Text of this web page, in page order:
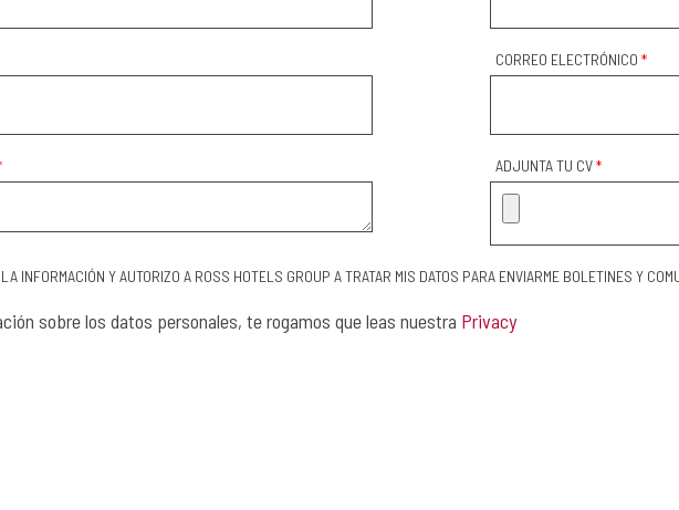
CORREO ELECTRÓNICO *
ADJUNTA TU CV*
INFORMACIÓN Y AUTORIZO A ROSS HOTELS GROUP A TRATAR MIS DATOS PARA ENVIARME BOLETINES Y
sobre los datos personales, te rogamos que leas nuestra Privacy